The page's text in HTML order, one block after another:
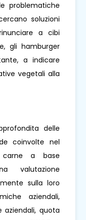
problematiche
soluzioni
a cibi
gli hamburger
a indicare
vegetali alla
delle
coinvolte nel
carne a base
valutazione
sulla loro
aziendali,
aziendali, quota